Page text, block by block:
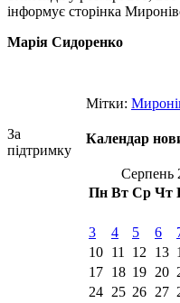
інформує сторінка
Марія Сидоренко
За
підтримку
Мітки:
Календар
Серпень
Пн Вт Ср Чт
3
4 5 6
10 11 12 13
17 18 19 20
24 25 26 27